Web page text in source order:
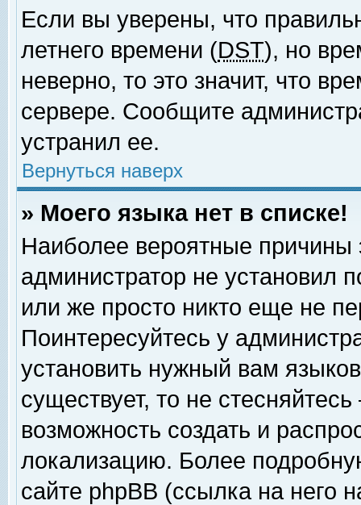
Если вы уверены, что
летнего времени (DST), но
неверно, то это значит, что
сервере. Сообщите
устранил ее.
Вернуться наверх
» Моего языка нет в списке!
Наиболее вероятные причины
администратор не установил
или же просто никто еще не
Поинтересуйтесь у
установить нужный вам
существует, то не
возможность создать и
локализацию. Более
сайте phpBB (ссылка на него